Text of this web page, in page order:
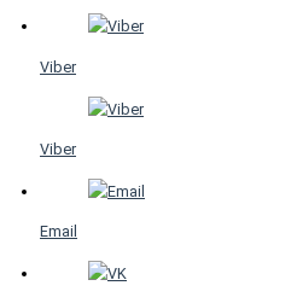
Viber
Viber
Email